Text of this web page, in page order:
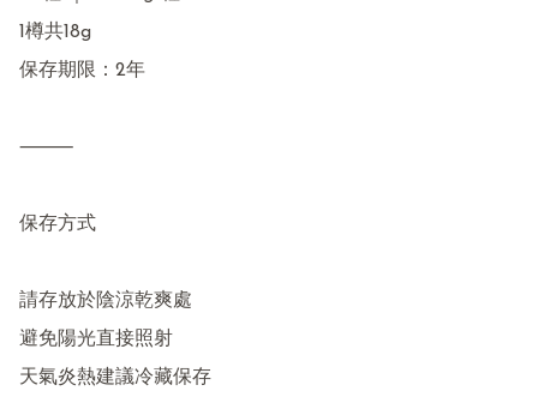
1樽共18g
保存期限：2年
⸻
保存方式
請存放於陰涼乾爽處
避免陽光直接照射
天氣炎熱建議冷藏保存